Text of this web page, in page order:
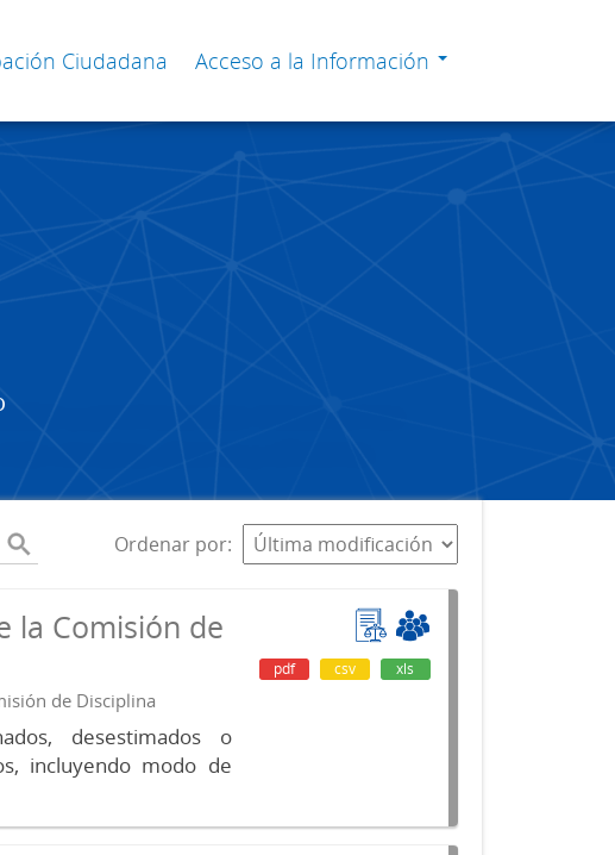
Ciudadana Acceso a la Información
Ordenar por
la Comisión de
de Disciplina
desestimados o
incluyendo modo de
pdf csv xls